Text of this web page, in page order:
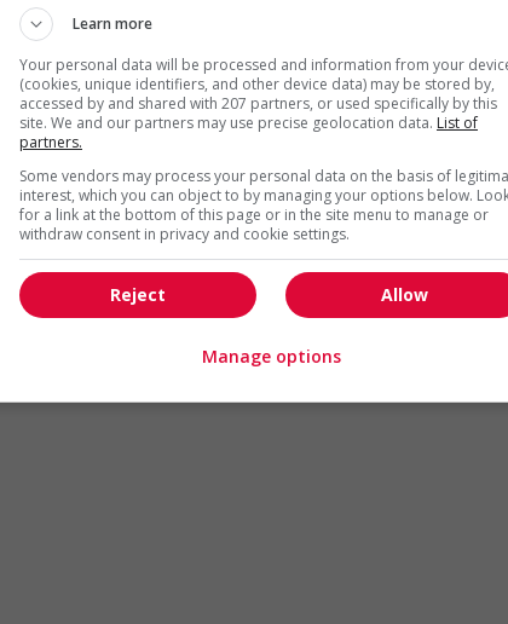
Arts et métiers de la mode Automobile et transport
Cadres supérieurs
Commerce / Offres de
Comptabilité / Assurance
Construction /
Droit
Ingénierie / Sciences
Marketing / Communication
Ressources humaines
Tourisme / Hôtellerie
Santé
Learn more
Your personal data will be processed and information from your
(cookies, unique identifiers, and other device data) may be stored by,
accessed by and shared with 207 partners, or used specifically by this
site. We and our partners may use precise geolocation data. List of
partners.
Some vendors may process your personal data on the basis of
interest, which you can object to by managing your options below.
for a link at the bottom of this page or in the site menu to manage or
withdraw consent in privacy and cookie settings.
Allow
Reject
Manage options